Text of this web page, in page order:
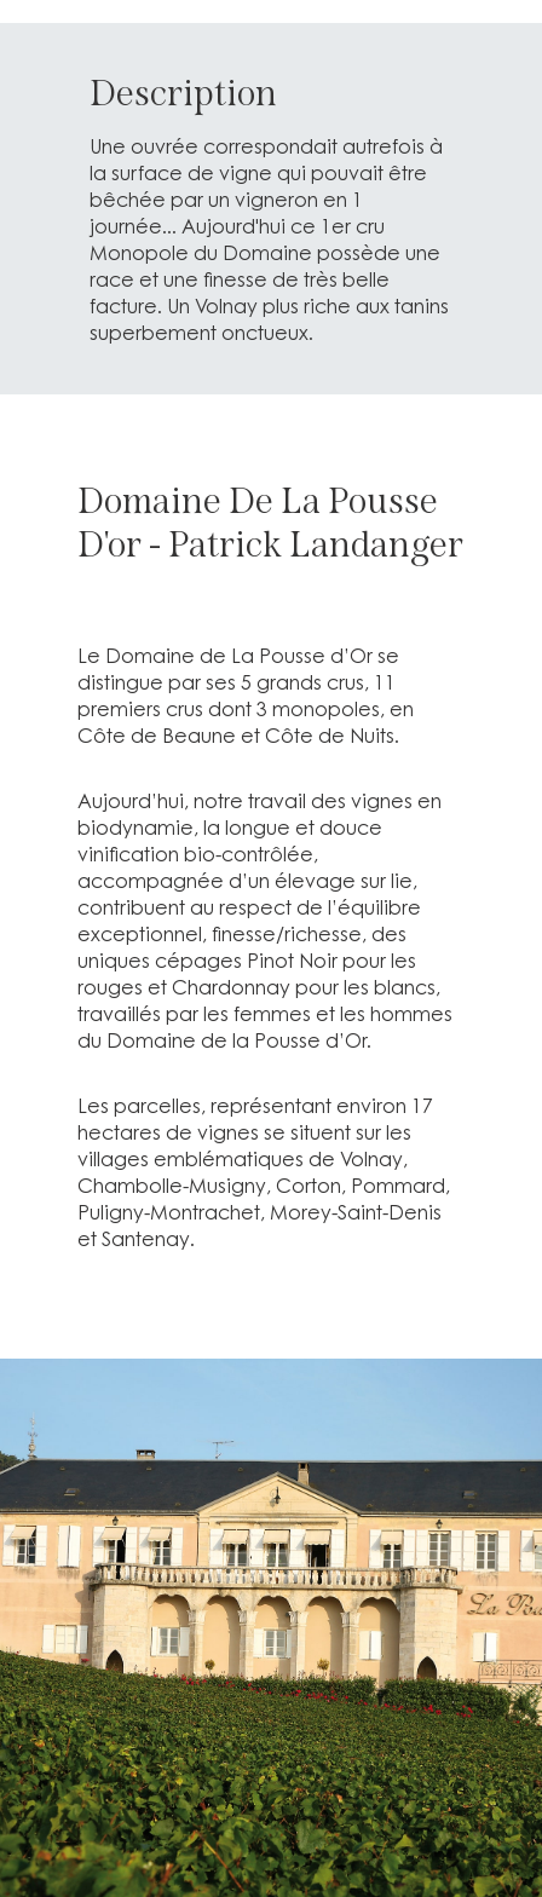
Description
Une ouvrée correspondait autrefois à
la surface de vigne qui pouvait être
bêchée par un vigneron en 1
journée... Aujourd'hui ce 1er cru
Monopole du Domaine possède une
race et une finesse de très belle
facture. Un Volnay plus riche aux tanins
superbement onctueux.
Domaine De La Pousse
D'or - Patrick Landanger
Le Domaine de La Pousse d’Or se
distingue par ses 5 grands crus, 11
premiers crus dont 3 monopoles, en
Côte de Beaune et Côte de Nuits.
Aujourd’hui, notre travail des vignes en
biodynamie, la longue et douce
vinification bio-contrôlée,
accompagnée d’un élevage sur lie,
contribuent au respect de l’équilibre
exceptionnel, finesse/richesse, des
uniques cépages Pinot Noir pour les
rouges et Chardonnay pour les blancs,
travaillés par les femmes et les hommes
du Domaine de la Pousse d’Or.
Les parcelles, représentant environ 17
hectares de vignes se situent sur les
villages emblématiques de Volnay,
Chambolle-Musigny, Corton, Pommard,
Puligny-Montrachet, Morey-Saint-Denis
et Santenay.